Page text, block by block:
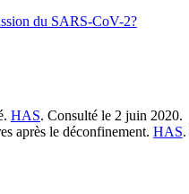
du SARS-CoV-2?
HAS. Consulté le 2 juin 2020.
après le déconfinement. HAS